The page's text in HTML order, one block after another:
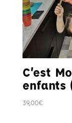
C’est
enfants
39,00€